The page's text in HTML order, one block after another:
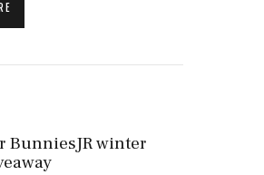
BunniesJR winter